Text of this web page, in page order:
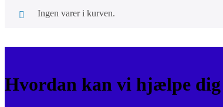
Ingen varer i kurven.
Hvordan kan vi hjælpe dig